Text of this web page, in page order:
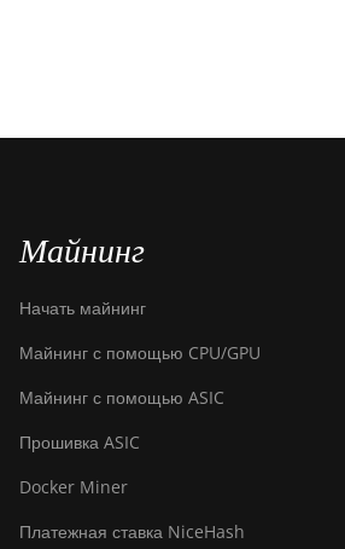
Майнинг
Начать майнинг
Майнинг с помощью CPU/GPU
Майнинг с помощью ASIC
Прошивка ASIC
Docker Miner
Платежная ставка NiceHash